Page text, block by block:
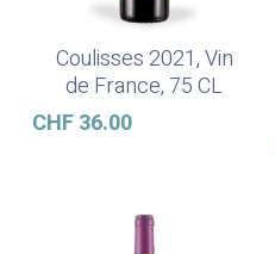
Lire La Suite
Coulisses 2021, Vin
de France, 75 CL
CHF36.00